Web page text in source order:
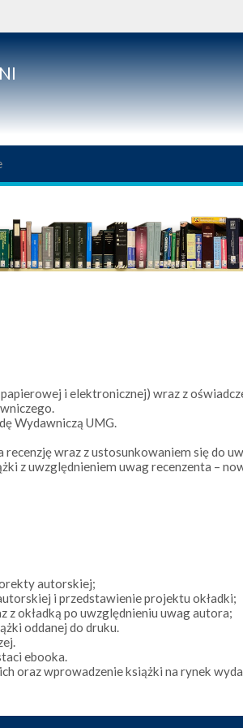
i elektronicznej) wraz z
Wydawniczą UMG.
wraz z ustosunkowaniem się do
z uwzględnieniem uwag recenzenta –
autorskiej;
i przedstawienie projektu okładki;
z okładką po uwzględnieniu uwag autora;
oddanej do druku.
ebooka.
oraz wprowadzenie książki na rynek